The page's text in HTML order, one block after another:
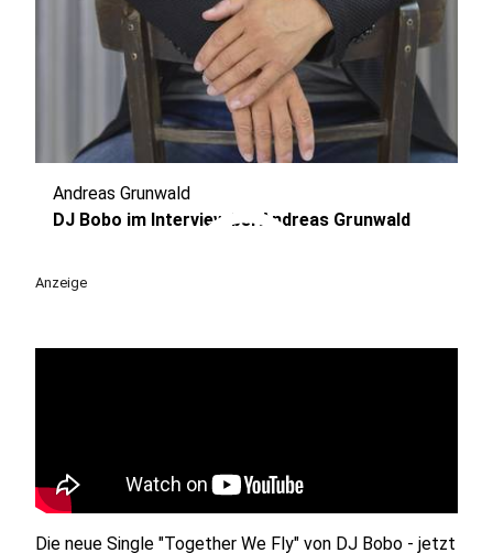
play_circle
Andreas Grunwald
DJ Bobo im Interview bei Andreas Grunwald
Anzeige
Die neue Single "Together We Fly" von DJ Bobo - jetzt